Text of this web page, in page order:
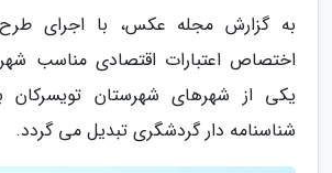
به گزارش مجله عکس، با اجرای
اختصاص اعتبارات اقتصادی مناسب
یکی از شهرهای شهرستان
شناسنامه دار گردشگری تبدیل می گردد.